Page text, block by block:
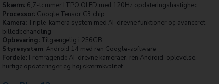
Skærm: 6,7-tommer LTPO OLED med 120Hz opdateringshastighed
Processor: Google Tensor G3 chip
Kamera: Triple-kamera system med AI-drevne funktioner og avanceret
billedbehandling
Opbevaring: Tilgængelig i 256GB
Styresystem: Android 14 med ren Google-software
Fordele: Fremragende AI-drevne kameraer, ren Android-oplevelse,
hurtige opdateringer og høj skærmkvalitet.